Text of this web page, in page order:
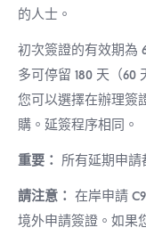
的人士。
初次簽證的有效期為
多可停留 180 天（60
您可以選擇在辦理簽
購。延簽程序相同。
重要： 所有延期申請
請注意： 在岸申請
境外申請簽證。如果